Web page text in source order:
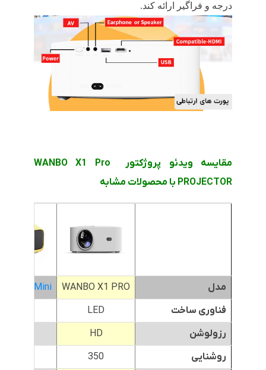
درجه و فراگیر ارائه کند.
مقایسه ویدئو پروژکتور WANBO X1 Pro
PROJECTOR با محصولات مشابه
مدل WANBO X1 PRO
XS01 Mini
فناوری ساخت
LED
رزولوشن
HD
روشنایی
350